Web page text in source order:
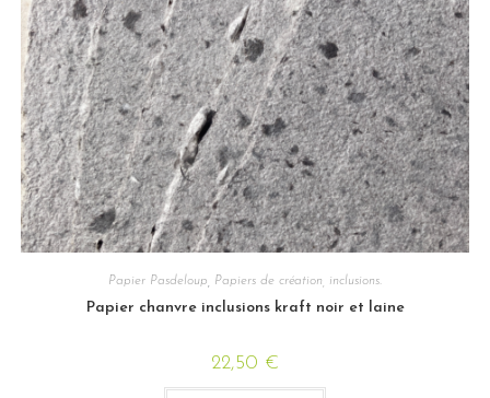
Papier Pasdeloup Papiers de création, inclusions.
Papier chanvre inclusions kraft noir et laine
22,50 €